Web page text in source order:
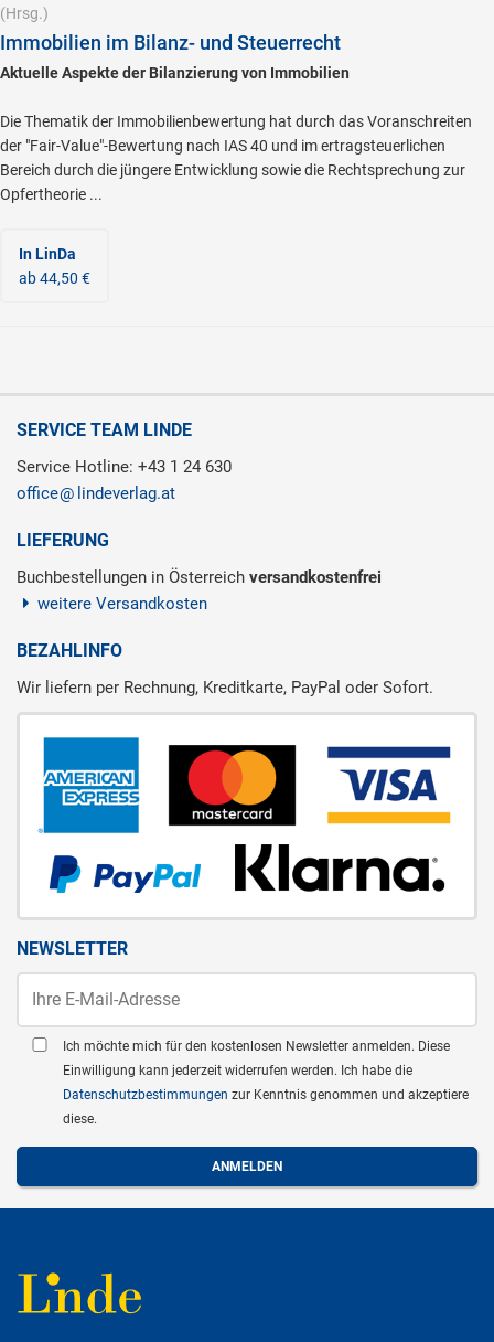
(Hrsg.)
Immobilien im Bilanz- und Steuerrecht
Aktuelle Aspekte der Bilanzierung von Immobilien
Die Thematik der Immobilienbewertung hat durch das Voranschreiten
der "Fair-Value"-Bewertung nach IAS 40 und im ertragsteuerlichen
Bereich durch die jüngere Entwicklung sowie die Rechtsprechung zur
Opfertheorie ...
In LinDa
ab 44,50 €
SERVICE TEAM LINDE
Service Hotline: +43 1 24 630
office
lindeverlag.at
LIEFERUNG
Buchbestellungen in Österreich versandkostenfrei
weitere Versandkosten
BEZAHLINFO
Wir liefern per Rechnung, Kreditkarte, PayPal oder Sofort.
NEWSLETTER
Ich möchte mich für den kostenlosen Newsletter anmelden. Diese
Einwilligung kann jederzeit widerrufen werden. Ich habe die
Datenschutzbestimmungen zur Kenntnis genommen und akzeptiere
diese.